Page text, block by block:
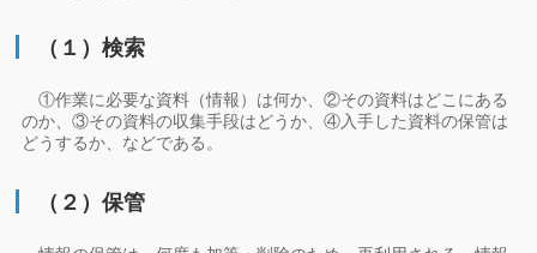
（１）検索
①作業に必要な資料（情報）は何か、②その資料はどこにある
のか、③その資料の収集手段はどうか、④入手した資料の保管は
どうするか、などである。
（２）保管